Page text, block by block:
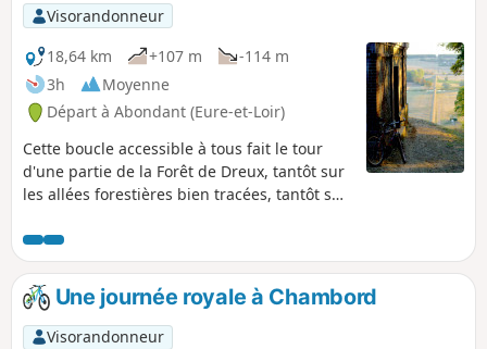
Visorandonneur
18,64 km
+107 m
-114 m
3h
Moyenne
Départ à Abondant (Eure-et-Loir)
Cette boucle accessible à tous fait le tour
d'une partie de la Forêt de Dreux, tantôt sur
les allées forestières bien tracées, tantôt sur
de l'Eure mais en évitant toute dénivellation
importante et passe par quelques lieux
caractéristiques de cette forêt.
Une journée royale à Chambord
Visorandonneur